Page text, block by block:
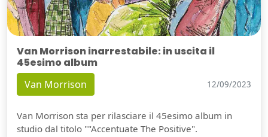
Van Morrison inarrestabile: in uscita il
45esimo album
Van Morrison 12/09/2023
Van Morrison sta per rilasciare il 45esimo album in
studio dal titolo ""Accentuate The Positive".